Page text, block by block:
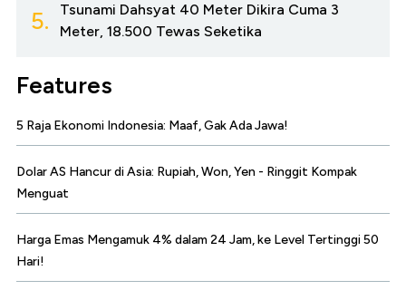
5.
Tsunami Dahsyat 40 Meter Dikira Cuma 3
Meter, 18.500 Tewas Seketika
Features
5 Raja Ekonomi Indonesia: Maaf, Gak Ada Jawa!
Dolar AS Hancur di Asia: Rupiah, Won, Yen - Ringgit Kompak
Menguat
Harga Emas Mengamuk 4% dalam 24 Jam, ke Level Tertinggi 50
Hari!